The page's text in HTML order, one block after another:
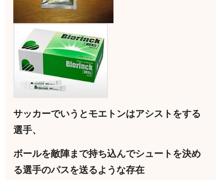
サッカーでいうとモエトンはアシストをする
選手、
ボールを敵陣まで持ち込んでシュートを決め
る選手のパスを送るような存在